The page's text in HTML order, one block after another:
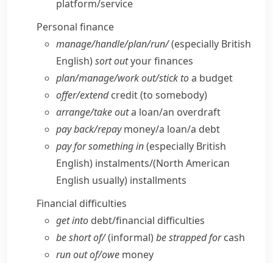
platform/​service
Personal finance
manage/​handle/​plan/​run/(especially British
English)sort outyour finances
plan/​manage/​work out/​stick toa budget
offer/​extendcredit (to somebody)
arrange/​take outa loan/​an overdraft
pay back/​repaymoney/​a loan/​a debt
pay for something in(especially British
English) instalments/(North American
English usually) installments
Financial difficulties
get into debt/​financial difficulties
be short of/(informal)be strapped forcash
run out of/​owe money